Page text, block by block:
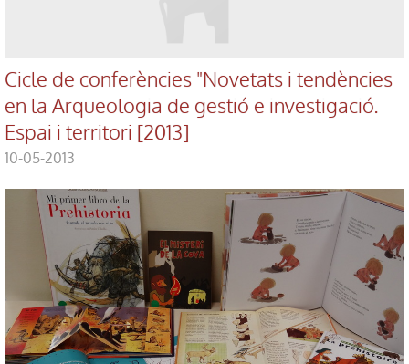
Cicle de conferències "Novetats i tendències
en la Arqueologia de gestió e investigació.
Espai i territori [2013]
10-05-2013